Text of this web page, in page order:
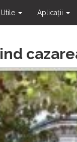
Utile Aplicații